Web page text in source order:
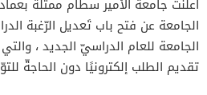
أعلنت جامعة الأمير سطام ممثلةً
الجامعة عن فتح باب تَعديل الرّغبة
الجامعة للعام الدراسيّ الجديد ،
تقديم الطلب إلكترونيًا دون الحاجةّ